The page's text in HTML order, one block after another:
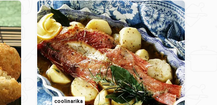
coolinarika